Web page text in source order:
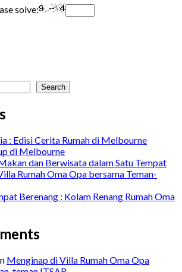
solve:
Search
: Edisi Cerita Rumah di Melbourne
di Melbourne
dan Berwisata dalam Satu Tempat
Rumah Oma Opa bersama Teman-
Berenang : Kolam Renang Rumah Oma
Menginap di Villa Rumah Oma Opa